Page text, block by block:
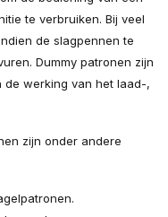
te verbruiken. Bij veel
de slagpennen te
Dummy patronen zijn
werking van het laad-,
zijn onder andere